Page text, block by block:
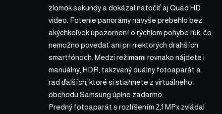
zlomok sekundy a dokázal natočiť aj Quad HD
video. Fotenie panorámy navyše prebehlo bez
akýchkoľvek upozornení o rýchlom pohybe rúk, čo
nemožno povedať ani pri niektorých drahších
smartfónoch. Medzi režimami rovnako nájdete i
manuálny, HDR, takzvaný duálny fotoaparát a
rad ďalších, ktoré si stiahnete z virtuálneho
obchodu Samsung úplne zadarmo.
Predný fotoaparát s rozlíšením 2,1 MPx zvládal